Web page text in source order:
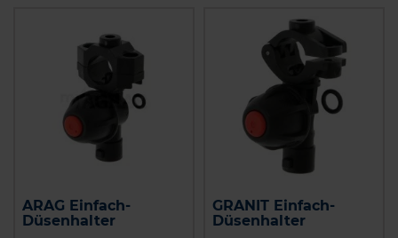
ARAG Einfach-
Düsenhalter
GRANIT Einfach-
Düsenhalter